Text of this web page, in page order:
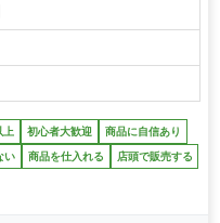
上 初心者大歓迎 商品に自信あり
い 商品を仕入れる 店頭で販売する